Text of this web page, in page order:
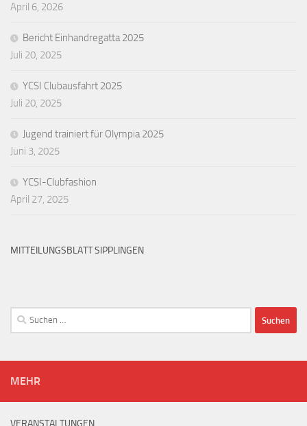
April 6, 2026
Bericht Einhandregatta 2025
Juli 20, 2025
YCSI Clubausfahrt 2025
Juli 20, 2025
Jugend trainiert für Olympia 2025
Juni 3, 2025
YCSI-Clubfashion
April 27, 2025
MITTEILUNGSBLATT SIPPLINGEN
Suchen
nach:
MEHR
VERANSTALTUNGEN